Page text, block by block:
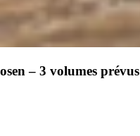
– 3 volumes prévus